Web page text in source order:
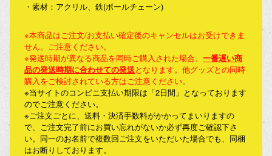
・素材：アクリル、鉄(ボールチェーン)
※本商品はご注文/お支払い確定後のキャンセルはお受けできま
せん。ご注意ください。
※発送時期が異なる商品を同時ご購入された場合、 一番遅い商
品の発送時期に合わせての発送となります。他グッズとの同時
購入をご検討されている方はご注意ください。
※当サイトのコンビニ支払い期限は「2日間」となっております
のでご注意ください。
※ご注文ごとに、送料・決済手数料がかかってまいりますの
で、ご注文完了前にお買い忘れがないか必ず再度ご確認下さ
い。同一のお名前で複数回ご注文をいただいた場合でも、同梱
はお断りしております。